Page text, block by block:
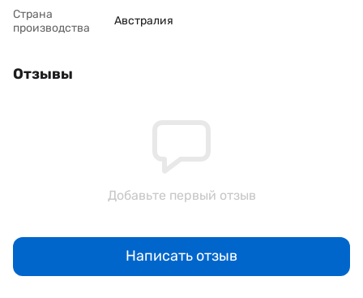
Страна
производства
Австралия
Отзывы
Добавьте первый отзыв
Написать отзыв